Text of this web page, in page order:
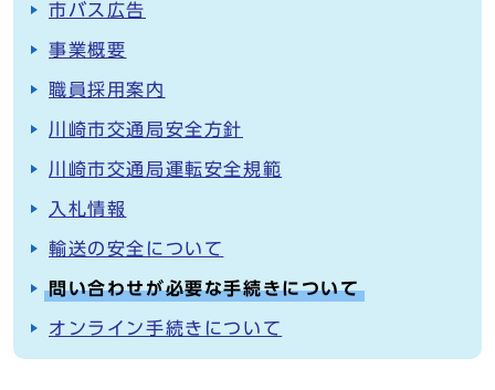
市バス広告
事業概要
職員採用案内
川崎市交通局安全方針
川崎市交通局運転安全規範
入札情報
輸送の安全について
問い合わせが必要な手続きについて
オンライン手続きについて